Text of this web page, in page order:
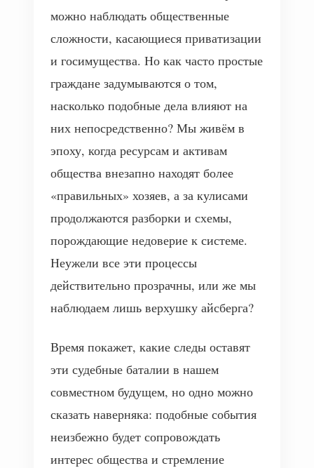
можно наблюдать общественные
сложности, касающиеся приватизации
и госимущества. Но как часто простые
граждане задумываются о том,
насколько подобные дела влияют на
них непосредственно? Мы живём в
эпоху, когда ресурсам и активам
общества внезапно находят более
«правильных» хозяев, а за кулисами
продолжаются разборки и схемы,
порождающие недоверие к системе.
Неужели все эти процессы
действительно прозрачны, или же мы
наблюдаем лишь верхушку айсберга?
Время покажет, какие следы оставят
эти судебные баталии в нашем
совместном будущем, но одно можно
сказать наверняка: подобные события
неизбежно будет сопровождать
интерес общества и стремление